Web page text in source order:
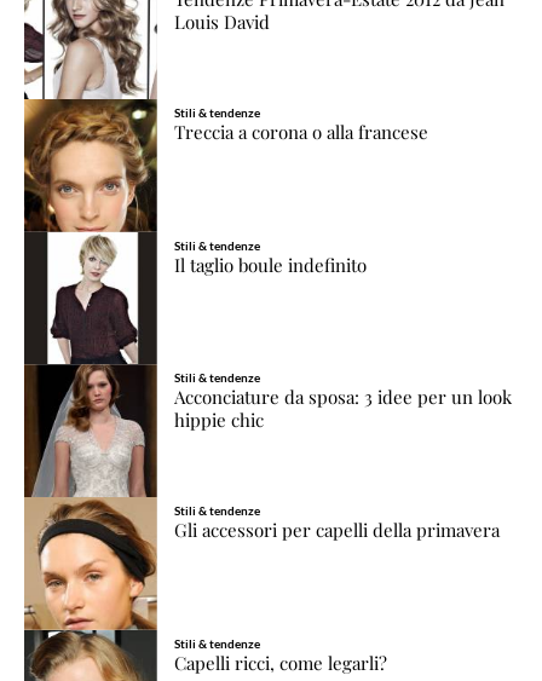
Louis David
Stili & tendenze
Treccia a corona o alla francese
Stili & tendenze
Il taglio boule indefinito
Stili & tendenze
Acconciature da sposa: 3 idee per un look
hippie chic
Stili & tendenze
Gli accessori per capelli della primavera
Stili & tendenze
Capelli ricci, come legarli?